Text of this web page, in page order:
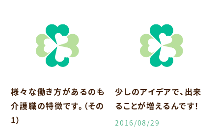
様々な働き方があるのも
介護職の特徴です。（その
1）
少しのアイデアで、出来
ることが増えるんです！
2016/08/29